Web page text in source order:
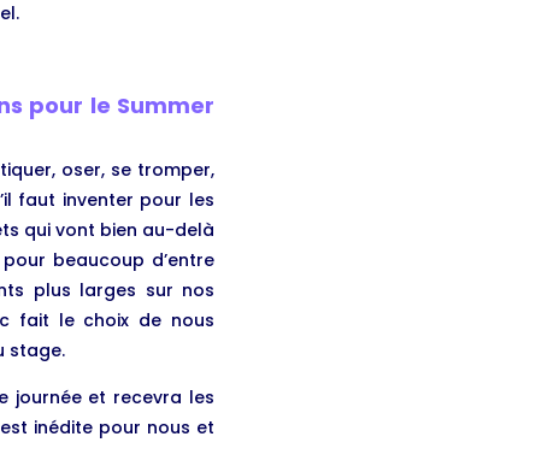
pour le Summer
oser, se tromper,
faut inventer pour les
qui vont bien au-delà
beaucoup d’entre
plus larges sur nos
fait le choix de nous
stage.
journée et recevra les
inédite pour nous et